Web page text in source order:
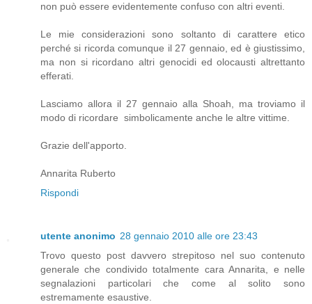
non può essere evidentemente confuso con altri eventi.
Le mie considerazioni sono soltanto di carattere etico
perché si ricorda comunque il 27 gennaio, ed è giustissimo,
ma non si ricordano altri genocidi ed olocausti altrettanto
efferati.
Lasciamo allora il 27 gennaio alla Shoah, ma troviamo il
modo di ricordare simbolicamente anche le altre vittime.
Grazie dell'apporto.
Annarita Ruberto
Rispondi
utente anonimo 28 gennaio 2010 alle ore 23:43
Trovo questo post davvero strepitoso nel suo contenuto
generale che condivido totalmente cara Annarita, e nelle
segnalazioni particolari che come al solito sono
estremamente esaustive.